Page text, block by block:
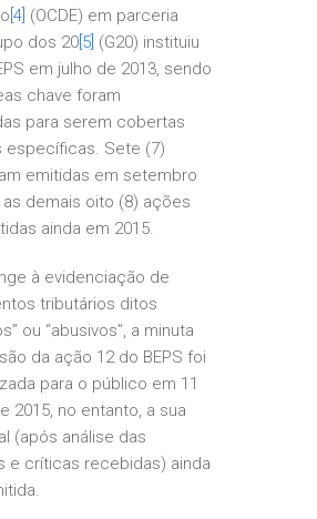
[4] (OCDE) em parceria
dos 20 [5] (G20) instituiu
em julho de 2013, sendo
chave foram
para serem cobertas
específicas. Sete (7)
emitidas em setembro
as demais oito (8) ações
ainda em 2015.
à evidenciação de
tributários ditos
ou “abusivos”, a minuta
da ação 12 do BEPS foi
para o público em 11
2015, no entanto, a sua
(após análise das
e críticas recebidas) ainda